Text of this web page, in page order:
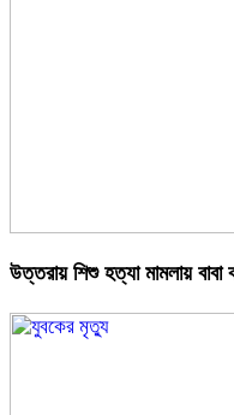
উত্তরায় শিশু হত্যা মামলায় বাবা